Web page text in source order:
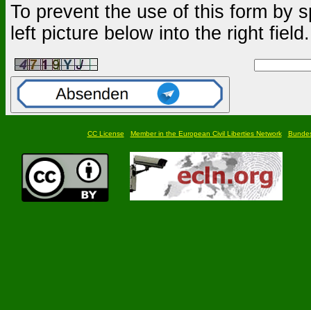
To prevent the use of this form by
left picture below into the right field.
CC License Member in the European Civil Liberties Network